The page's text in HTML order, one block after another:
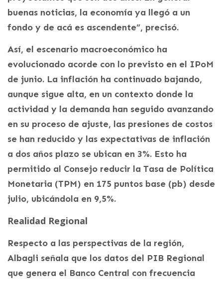
buenas noticias, la economía ya llegó a un
fondo y de acá es ascendente”, precisó.
Así, el escenario macroeconómico ha
evolucionado acorde con lo previsto en el IPoM
de junio. La inflación ha continuado bajando,
aunque sigue alta, en un contexto donde la
actividad y la demanda han seguido avanzando
en su proceso de ajuste, las presiones de costos
se han reducido y las expectativas de inflación
a dos años plazo se ubican en 3%. Esto ha
permitido al Consejo reducir la Tasa de Política
Monetaria (TPM) en 175 puntos base (pb) desde
julio, ubicándola en 9,5%.
Realidad Regional
Respecto a las perspectivas de la región,
Albagli señala que los datos del PIB Regional
que genera el Banco Central con frecuencia